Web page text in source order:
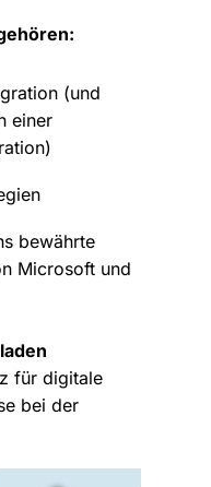
(und
einer
bewährte
Microsoft und
für digitale
bei der